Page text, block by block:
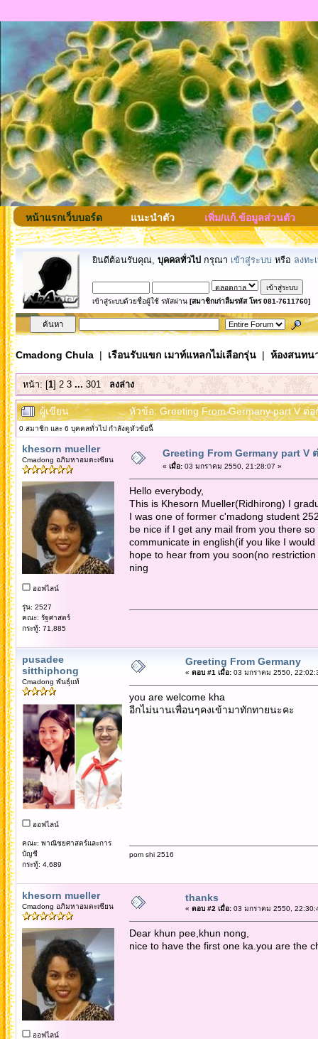
หน้าแรกเว็บบอร์ด แนะนำตัว เพิ่ม/แก้.ข้อมูลส่วนตัว
ยินดีต้อนรับคุณ, บุคคลทั่วไป กรุณา เข้าสู่ระบบ หรือ ลงทะ
เข้าสู่ระบบด้วยชื่อผู้ใช้ รหัสผ่าน [สมาชิกเก่าลืมรหัส โทร 081-7611760]
Cmadong Chula| เรือนรับแขก เมาท์แหลกไม่เลือกรุ่น| ห้องสนทน
หน้า: [1]2 3 ...301 ลงล่าง
ผู้เขียน หัวข้อ: Greeting From Germany part V ต่
0 สมาชิก และ 6 บุคคลทั่วไป กำลังดูหัวข้อนี้
khesorn mueller
Cmadong อภิมหาอมตะเซียน
ออฟไลน์
รุ่น: 2527
คณะ: รัฐศาสตร์
กระทู้: 71,885
Greeting From Germany part V
« เมื่อ:03 มกราคม 2550, 21:28:07 »
Hello everybody,
This is Khesorn Mueller(Ridhirong) I
I was one of former c'madong student
be nice if I get any mail from you there
communicate in english(if you like I
hope to hear from you soon(no
ning
pusadee
sitthiphong
Cmadong พันธุ์แท้
ออฟไลน์
คณะ: พาณิชยศาสตร์และการ
บัญชี
กระทู้: 4,689
Greeting From Germany
« ตอบ #1 เมื่อ:03 มกราคม 2550,
you are welcome kha
อีกไม่นานเพื่อนๆคงเข้ามาทักทายนะคะ
pom shi 2516
khesorn mueller
Cmadong อภิมหาอมตะเซียน
ออฟไลน์
thanks
« ตอบ #2 เมื่อ:03 มกราคม 2550,
Dear khun pee,khun nong,
nice to have the first one ka.you are the